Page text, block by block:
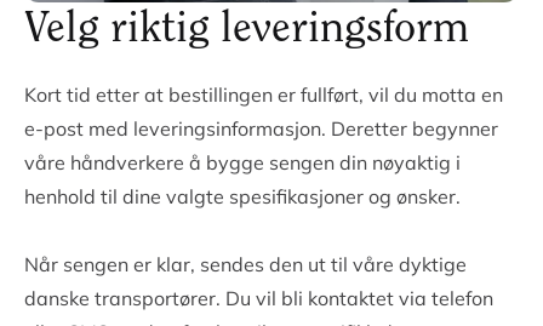
Velg riktig leveringsform
Kort tid etter at bestillingen er fullført, vil du motta en
e-post med leveringsinformasjon. Deretter begynner
våre håndverkere å bygge sengen din nøyaktig i
henhold til dine valgte spesifikasjoner og ønsker.
Når sengen er klar, sendes den ut til våre dyktige
danske transportører. Du vil bli kontaktet via telefon